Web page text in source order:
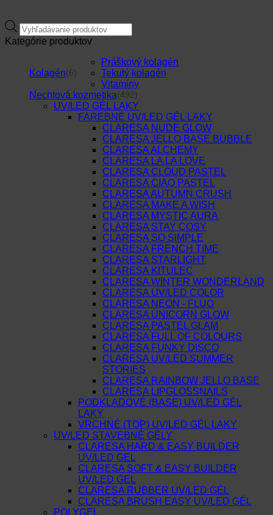
Products
search
Kategórie produktov
Kolagén(6)
Práškový kolagén
Tekutý kolagén
Vitamíny
Nechtová kozmetika(492)
UV/LED GÉL LAKY
FAREBNÉ UV/LED GÉL LAKY
CLARESA NUDE GLOW
CLARESA JELLO BASE BUBBLE
CLARESA ALCHEMY
CLARESA LA LA LOVE
CLARESA CLOUD PASTEL
CLARESA CIAO PASTEL
CLARESA AUTUMN CRUSH
CLARESA MAKE A WISH
CLARESA MYSTIC AURA
CLARESA STAY COSY
CLARESA SO SIMPLE
CLARESA FRENCH TIME
CLARESA STARLIGHT
CLARESA KITULEC
CLARESA WINTER WONDERLAND
CLARESA UV/LED COLOR
CLARESA NEON - FLUO
CLARESA UNICORN GLOW
CLARESA PASTEL GLAM
CLARESA FULL OF COLOURS
CLARESA FUNKY DISCO
CLARESA UV/LED SUMMER
STORIES
CLARESA RAINBOW JELLO BASE
CLARESA LIPGLOSSNAILS
PODKLADOVÉ (BASE) UV/LED GÉL
LAKY
VRCHNÉ (TOP) UV/LED GÉL LAKY
UV/LED STAVEBNÉ GÉLY
CLARESA HARD & EASY BUILDER
UV/LED GEL
CLARESA SOFT & EASY BUILDER
UV/LED GEL
CLARESA RUBBER UV/LED GÉL
CLARESA BRUSH EASY UV/LED GÉL
POLYGEL